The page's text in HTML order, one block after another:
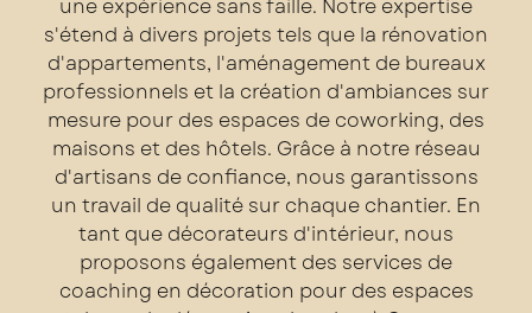
une expérience sans faille. Notre expertise
s'étend à divers projets tels que la rénovation
d'appartements, l'aménagement de bureaux
professionnels et la création d'ambiances sur
mesure pour des espaces de coworking, des
maisons et des hôtels. Grâce à notre réseau
d'artisans de confiance, nous garantissons
un travail de qualité sur chaque chantier. En
tant que décorateurs d'intérieur, nous
proposons également des services de
coaching en décoration pour des espaces